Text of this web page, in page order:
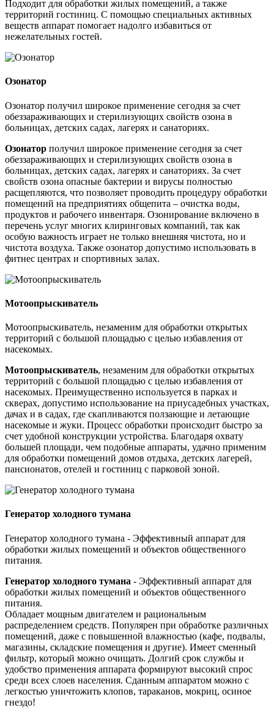
Подходит для обработки жилых помещений, а также
территорий гостиниц. С помощью специальных активных
веществ аппарат помогает надолго избавиться от
нежелательных гостей.
Озонатор
Озонатор получил широкое применение сегодня за счет
обеззараживающих и стерилизующих свойств озона в
больницах, детских садах, лагерях и санаториях.
Озонатор получил широкое применение сегодня за счет
обеззараживающих и стерилизующих свойств озона в
больницах, детских садах, лагерях и санаториях. За счет
свойств озона опасные бактерии и вирусы полностью
расщепляются, что позволяет проводить процедуру обработки
помещений на предприятиях общепита – очистка воды,
продуктов и рабочего инвентаря. Озонирование включено в
перечень услуг многих клиринговых компаний, так как
особую важность играет не только внешняя чистота, но и
чистота воздуха. Также озонатор допустимо использовать в
фитнес центрах и спортивных залах.
Мотоопрыскиватель
Мотоопрыскиватель, незаменим для обработки открытых
территорий с большой площадью с целью избавления от
насекомых.
Мотоопрыскиватель, незаменим для обработки открытых
территорий с большой площадью с целью избавления от
насекомых. Преимущественно используется в парках и
скверах, допустимо использование на приусадебных участках,
дачах и в садах, где скапливаются ползающие и летающие
насекомые и жуки. Процесс обработки происходит быстро за
счет удобной конструкции устройства. Благодаря охвату
большей площади, чем подобные аппараты, удачно применим
для обработки помещений домов отдыха, детских лагерей,
пансионатов, отелей и гостиниц с парковой зоной.
Генератор холодного тумана
Генератор холодного тумана - Эффективный аппарат для
обработки жилых помещений и объектов общественного
питания.
Генератор холодного тумана - Эффективный аппарат для
обработки жилых помещений и объектов общественного
питания.
Обладает мощным двигателем и рациональным
распределением средств. Популярен при обработке различных
помещений, даже с повышенной влажностью (кафе, подвалы,
магазины, складские помещения и другие). Имеет сменный
фильтр, который можно очищать. Долгий срок службы и
удобство применения аппарата формируют высокий спрос
среди всех слоев населения. Сданным аппаратом можно с
легкостью уничтожить клопов, тараканов, мокриц, осиное
гнездо!